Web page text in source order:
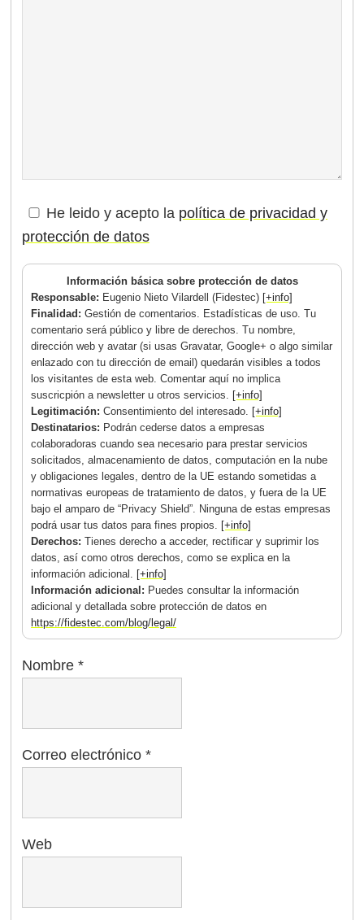
He leido y acepto la política de privacidad y
protección de datos
Información básica sobre protección de datos
Responsable: Eugenio Nieto Vilardell (Fidestec) [+info]
Finalidad:Gestión de comentarios. Estadísticas de uso. Tu
comentario será público y libre de derechos. Tu nombre,
dirección web y avatar (si usas Gravatar, Google+ o algo similar
enlazado con tu dirección de email) quedarán visibles a todos
los visitantes de esta web. Comentar aquí no implica
suscricpión a newsletter u otros servicios. [+info]
Legitimación:Consentimiento del interesado. [+info]
Destinatarios: Podrán cederse datos a empresas
colaboradoras cuando sea necesario para prestar servicios
solicitados, almacenamiento de datos, computación en la nube
y obligaciones legales, dentro de la UE estando sometidas a
normativas europeas de tratamiento de datos, y fuera de la UE
bajo el amparo de “Privacy Shield”. Ninguna de estas empresas
podrá usar tus datos para fines propios. [+info]
Derechos:Tienes derecho a acceder, rectificar y suprimir los
datos, así como otros derechos, como se explica en la
información adicional. [+info]
Información adicional: Puedes consultar la información
adicional y detallada sobre protección de datos en
https://fidestec.com/blog/legal/
Nombre*
Correo electrónico*
Web